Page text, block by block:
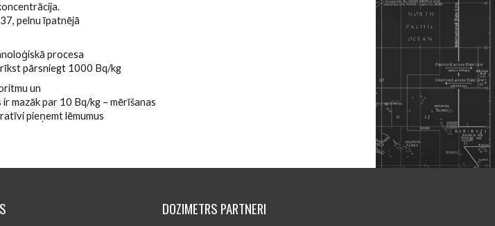
pelnu īpatnējā
procesa
pārsniegt 1000 Bq/kg
un
mazāk par 10 Bq/kg – mērīšanas
pieņemt lēmumus
DOZIMETRS PARTNERI